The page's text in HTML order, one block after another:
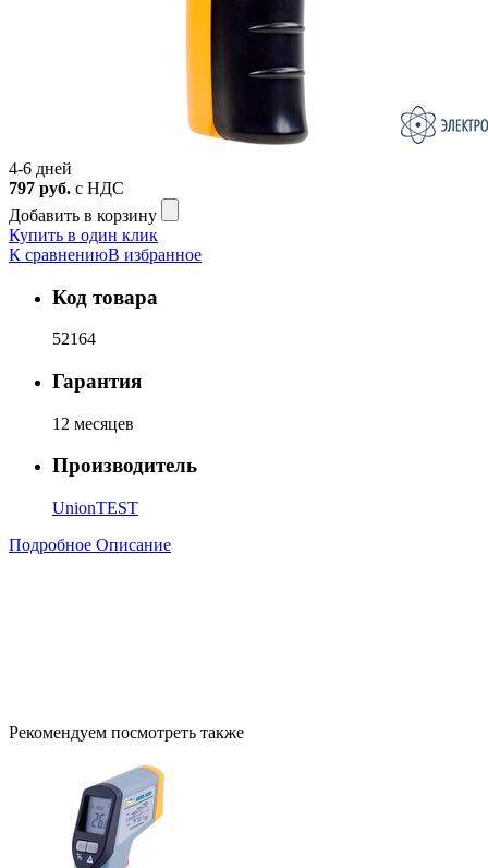
4-6 дней
797 руб. с НДС
Добавить в корзину
Купить в один клик
К сравнениюВ избранное
Код товара
52164
Гарантия
12 месяцев
Производитель
UnionTEST
Подробное Описание
Рекомендуем посмотреть также